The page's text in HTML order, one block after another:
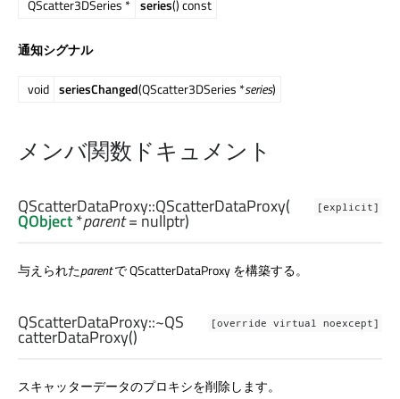
QScatter3DSeries * series() const
通知シグナル
void seriesChanged(QScatter3DSeries *series)
メンバ関数ドキュメント
[explicit]
QScatterDataProxy::QScatterDataProxy(
QObject*parent= nullptr)
与えられたparentで QScatterDataProxy を構築する。
[override virtual noexcept]
QScatterDataProxy::~QS
catterDataProxy()
スキャッターデータのプロキシを削除します。